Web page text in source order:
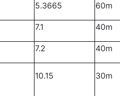
5.3665 60m
7.1 40m
7.2 40m
10.15 30m